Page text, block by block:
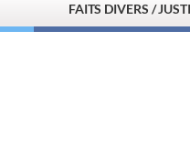
FAITS DIVERS /